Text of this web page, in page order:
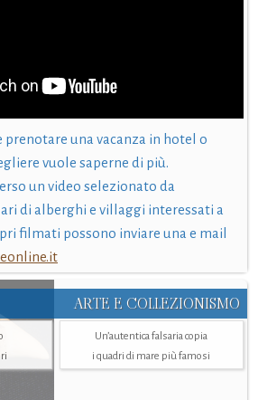
prenotare una vacanza in hotel o
vuole saperne di più.
un video selezionato da
di alberghi e villaggi interessati a
filmati possono inviare una e mail
ARTE E COLLEZIONISMO
Un’autentica falsaria copia
i quadri di mare più famosi